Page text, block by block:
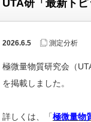
UTA研「最新ト
2026.6.5 測定分析
極微量物質研究会（
を掲載しました。
詳しくは、「極微量物